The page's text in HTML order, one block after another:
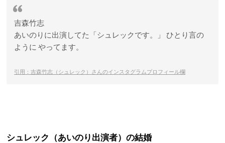
吉森竹志
あいのりに出演してた「シュレックです。」 ひとり言の
ように やってます。
引用：吉森竹志（シュレック）さんのインスタグラムプロフィール欄
シュレック（あいのり出演者）の結婚